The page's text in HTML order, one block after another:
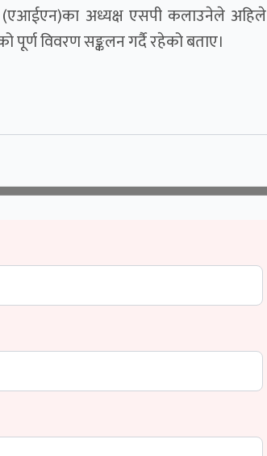
(एआईएन)का अध्यक्ष एसपी कलाउनेले अहिले
विवरण सङ्कलन गर्दै रहेको बताए।